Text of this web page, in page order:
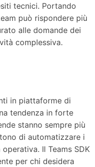
tecnici. Portando
può rispondere più
alle domande dei
complessiva.
in piattaforme di
tendenza in forte
stanno sempre più
di automatizzare i
Il Teams SDK
per chi desidera